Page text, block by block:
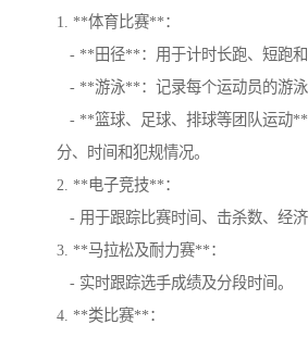
1. **体育比赛**：
- **田径**：用于计时长跑、短跑和
- **游泳**：记录每个运动员的游泳
- **篮球、足球、排球等团队运动
分、时间和犯规情况。
2. **电子竞技**：
- 用于跟踪比赛时间、击杀数、经济
3. **马拉松及耐力赛**：
- 实时跟踪选手成绩及分段时间。
4. **类比赛**：